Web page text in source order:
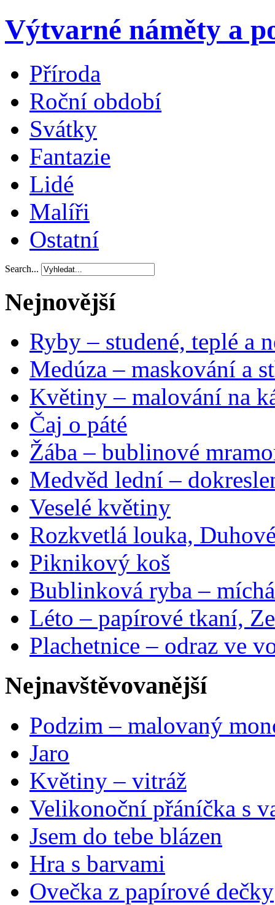
Výtvarné náměty a
Příroda
Roční období
Svátky
Fantazie
Lidé
Malíři
Ostatní
Search...
Nejnovější
Ryby – studené, teplé a
Medúza – maskování a
Květiny – malování na
Čaj o páté
Žába – bublinové
Medvěd lední –
Veselé květiny
Rozkvetlá louka,
Piknikový koš
Bublinková ryba –
Léto – papírové tkaní,
Plachetnice – odraz ve
Nejnavštěvovanější
Podzim – malovaný
Jaro
Květiny – vitráž
Velikonoční přáníčka s
Jsem do tebe blázen
Hra s barvami
Ovečka z papírové dečky